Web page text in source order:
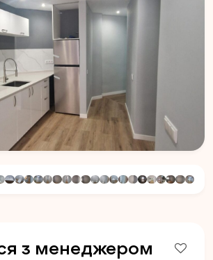
з менеджером